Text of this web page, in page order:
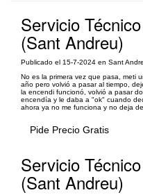
Servicio
(Sant Andreu)
Publicado el 15-7-2024 en Sant
No es la primera vez que pasa, meti
año pero volvió a pasar al tiempo,
la encendi funcionó, volvió a pasar
encendía y le daba a "ok" cuando
ahora ya no me funciona y no deja
Pide Precio Gratis
Servicio
(Sant Andreu)